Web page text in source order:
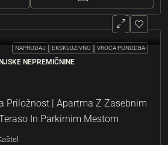
NAPRODAJ EKSKLUZIVNO VROČA PONUDBA
NEPREMIČNINE
Priložnost | Apartma Z Zasebnim
In Parkirnim Mestom